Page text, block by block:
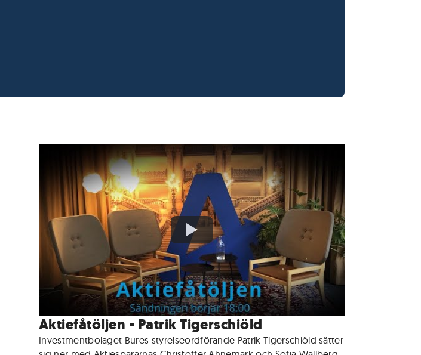
Aktiefåtöljen - Patrik Tigerschiöld
Investmentbolaget Bures styrelseordförande Patrik Tigerschiöld sätter